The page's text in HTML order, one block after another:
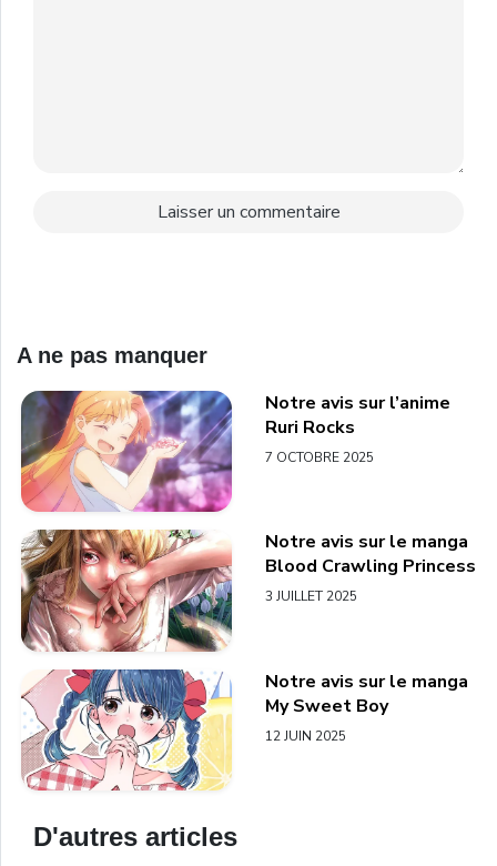
A ne pas manquer
Notre avis sur l’anime
Ruri Rocks
7 OCTOBRE 2025
Notre avis sur le manga
Blood Crawling Princess
3 JUILLET 2025
Notre avis sur le manga
My Sweet Boy
12 JUIN 2025
D'autres articles